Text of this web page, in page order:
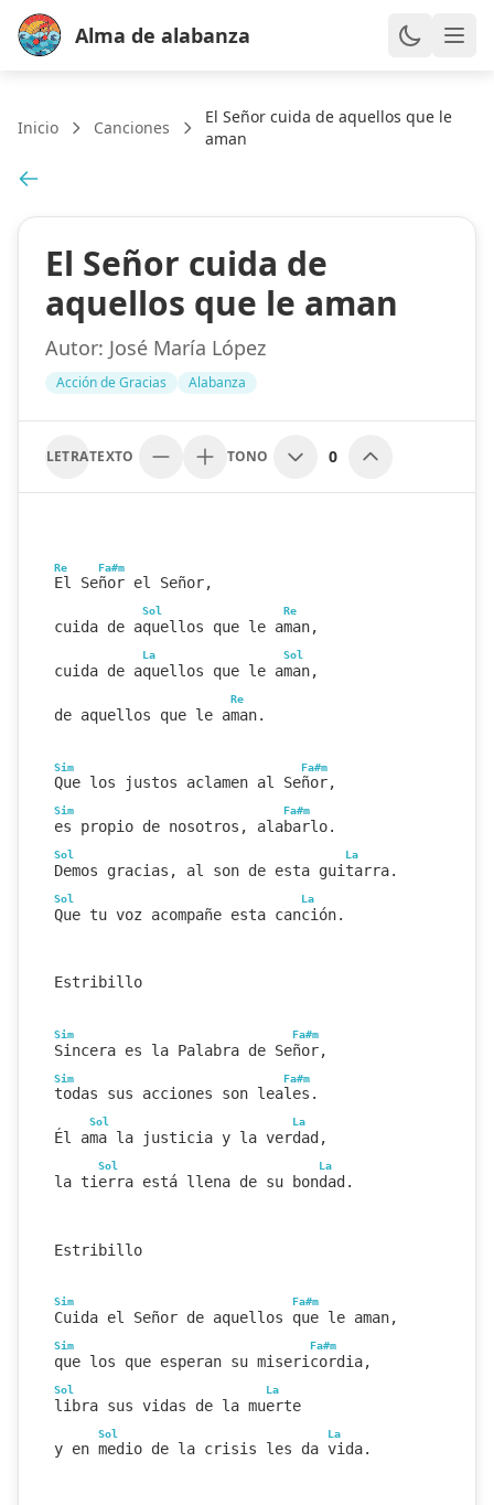
Alma de alabanza
Inicio Canciones
El Señor cuida de aquellos que le
aman
El Señor cuida de
aquellos que le aman
Autor: José María López
Acción de Gracias Alabanza
LETRATEXTO TONO 0
Re Fa#m
El Señor el Señor,
Sol Re
cuida de aquellos que le aman,
La Sol
cuida de aquellos que le aman,
Re
de aquellos que le aman.
Sim Fa#m
Que los justos aclamen al Señor,
Sim Fa#m
es propio de nosotros, alabarlo.
Sol La
Demos gracias, al son de esta guitarra.
Sol La
Que tu voz acompañe esta canción.
Estribillo
Sim Fa#m
Sincera es la Palabra de Señor,
Sim Fa#m
todas sus acciones son leales.
Sol La
Él ama la justicia y la verdad,
Sol La
la tierra está llena de su bondad.
Estribillo
Sim Fa#m
Cuida el Señor de aquellos que le aman,
Sim Fa#m
que los que esperan su misericordia,
Sol La
libra sus vidas de la muerte
Sol La
y en medio de la crisis les da vida.